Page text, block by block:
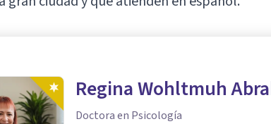
Regina Wohltmuh
Doctora en Psicología